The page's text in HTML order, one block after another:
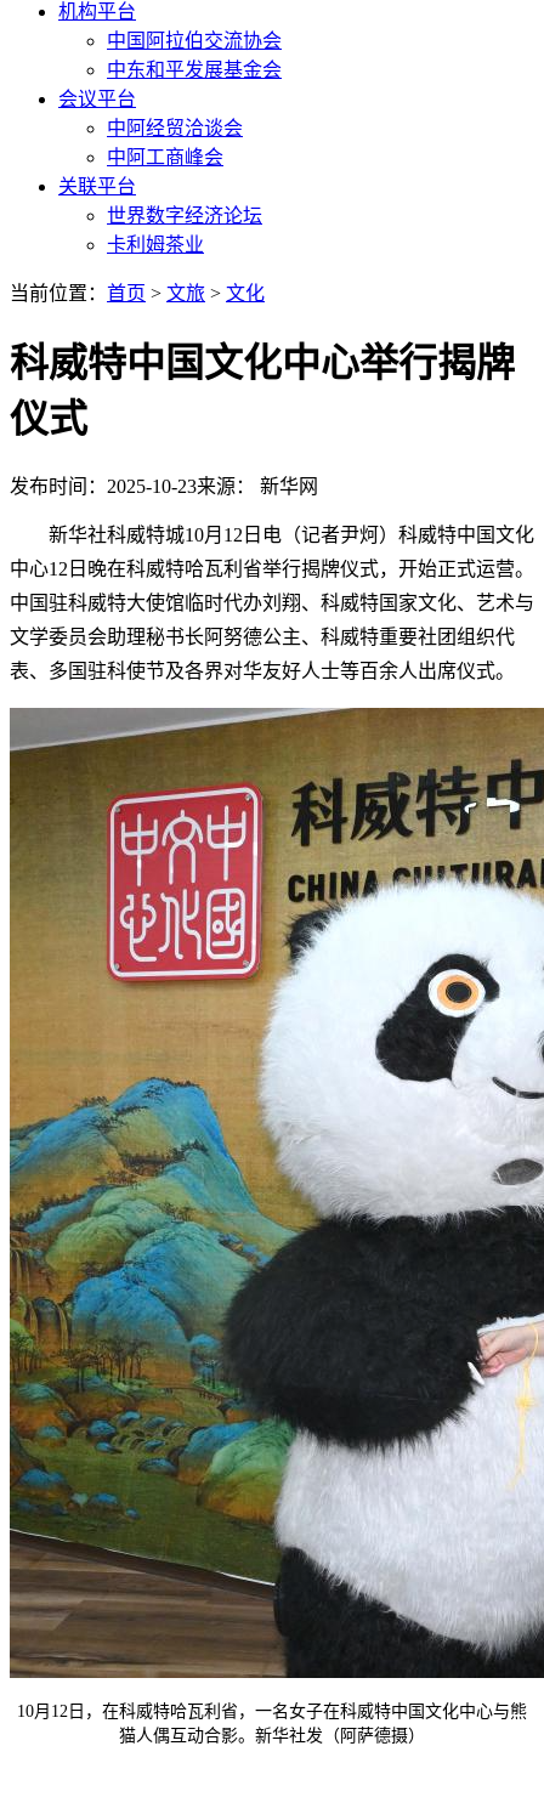
机构平台
中国阿拉伯交流协会
中东和平发展基金会
会议平台
中阿经贸洽谈会
中阿工商峰会
关联平台
世界数字经济论坛
卡利姆茶业
当前位置： 首页 > 文旅 > 文化
科威特中国文化中心举行揭牌
仪式
发布时间：2025-10-23来源： 新华网
新华社科威特城10月12日电（记者尹炣）科威特中国文化
中心12日晚在科威特哈瓦利省举行揭牌仪式，开始正式运营。
中国驻科威特大使馆临时代办刘翔、科威特国家文化、艺术与
文学委员会助理秘书长阿努德公主、科威特重要社团组织代
表、多国驻科使节及各界对华友好人士等百余人出席仪式。
10月12日，在科威特哈瓦利省，一名女子在科威特中国文化中心与熊
猫人偶互动合影。新华社发（阿萨德摄）